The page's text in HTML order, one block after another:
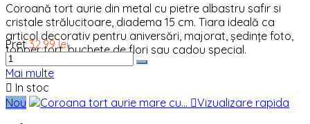
Coroană tort aurie din metal cu pietre albastru safir si
cristale strălucitoare, diadema 15 cm. Tiara ideală ca
articol decorativ pentru aniversări, majorat, ședințe foto,
topper tort, buchete de flori sau cadou special.
Pret 32,99 lei
Mai multe
 In stoc
Nou
Vizualizare rapida